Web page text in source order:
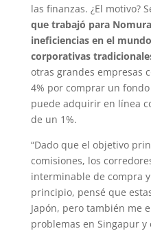
las finanzas. ¿El motivo?
que trabajó para
ineficiencias en el
corporativas
otras grandes empresas
4% por comprar un
puede adquirir en línea
de un 1%.
“Dado que el objetivo
comisiones, los
interminable de compra y
principio, pensé que
Japón, pero también me
problemas en Singapur y